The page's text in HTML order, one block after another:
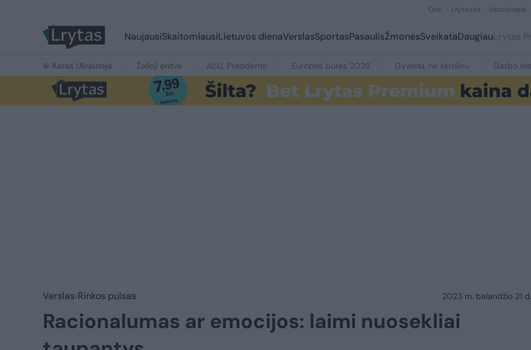
Orai Lrytas.tv Horoskopai
NaujausiSkaitomiausiLietuvos dienaVerslasSportasPasaulisŽmonėsSveikataDaugiauLrytas
Karas Ukrainoje Žalioji erdvė Ačiū, Prezidente Europos burės 2026 Gyvenu, ne skrolinu Darbo
Verslas Rinkos pulsas 2023 m. balandžio 21
Racionalumas ar emocijos: laimi nuosekliai